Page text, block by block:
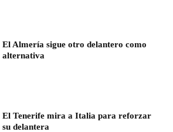
El Almería sigue otro delantero como
alternativa
El Tenerife mira a Italia para reforzar
su delantera